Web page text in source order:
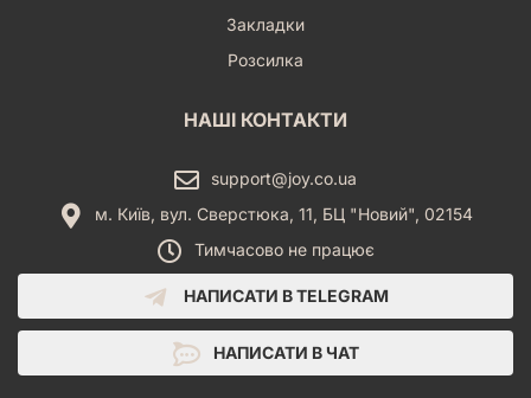
Закладки
Розсилка
НАШІ КОНТАКТИ
support@joy.co.ua
м. Київ, вул. Сверстюка, 11, БЦ "Новий", 02154
Тимчасово не працює
НАПИСАТИ В TELEGRAM
НАПИСАТИ В ЧАТ